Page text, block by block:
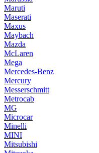
Maruti
Maserati
Maxus
Maybach
Mazda
McLaren
Mega
Mercedes-Benz
Mercury
Messerschmitt
Metrocab
MG
Microcar
Minelli
MINI
Mitsubishi